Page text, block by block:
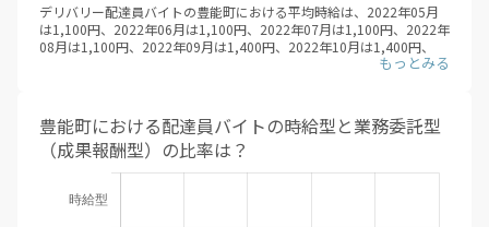
デリバリー配達員バイトの豊能町における平均時給は、2022年05月
は1,100円、2022年06月は1,100円、2022年07月は1,100円、2022年
08月は1,100円、2022年09月は1,400円、2022年10月は1,400円、
2022年11月は1,400円、2022年12月は1,400円、2023年01月は
2023年07月は1,400円、2023年08月は1,400円、2023年09月は
1,400円、2023年10月は1,400円、2023年11月は1,400円、2023年
12月は1,400円、2024年01月は1,400円、2024年02月は1,600円、
2024年03月は1,600円、2024年04月は1,350円、2024年05月は
08月は1,500円、2024年09月は1,500円、2024年10月は1,500円、
豊能町における配達員バイトの時給型と業務委託型
（成果報酬型）の比率は？